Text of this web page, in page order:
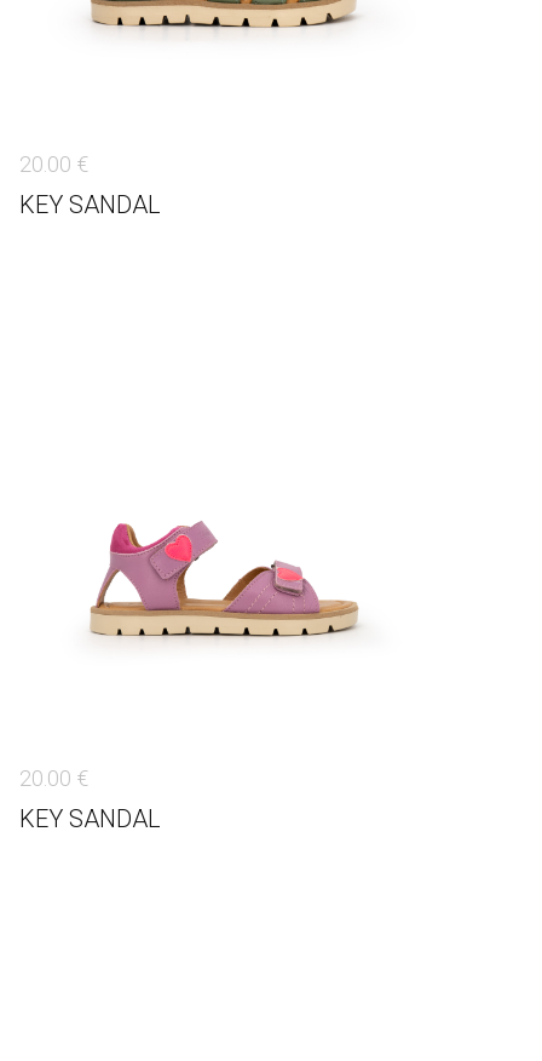
20.00 €
KEY SANDAL
20.00 €
KEY SANDAL